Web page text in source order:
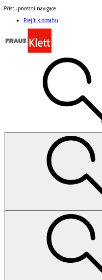
Přístupnostní navigace
Přejít k obsahu